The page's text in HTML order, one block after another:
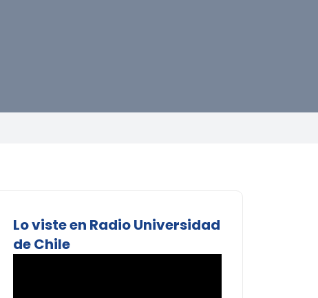
Lo viste en Radio Universidad
de Chile